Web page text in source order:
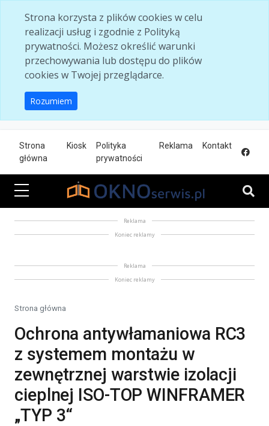
Strona korzysta z plików cookies w celu
realizacji usług i zgodnie z Polityką
prywatności. Możesz określić warunki
przechowywania lub dostępu do plików
cookies w Twojej przeglądarce.
Rozumiem
Strona
główna
Kiosk
Polityka
prywatności
Reklama Kontakt
Reklama
Koniec reklamy
Reklama
Koniec reklamy
Strona główna
Ochrona antywłamaniowa RC3
z systemem montażu w
zewnętrznej warstwie izolacji
cieplnej ISO-TOP WINFRAMER
„TYP 3“